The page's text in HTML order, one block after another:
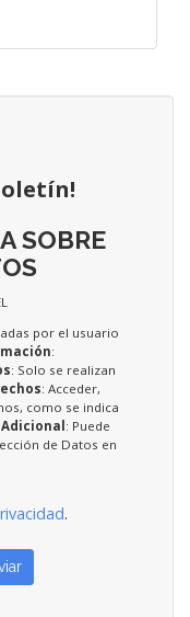
SOBRE
por el usuario
:
: Solo se realizan
: Acceder,
como se indica
: Puede
de Datos en
.